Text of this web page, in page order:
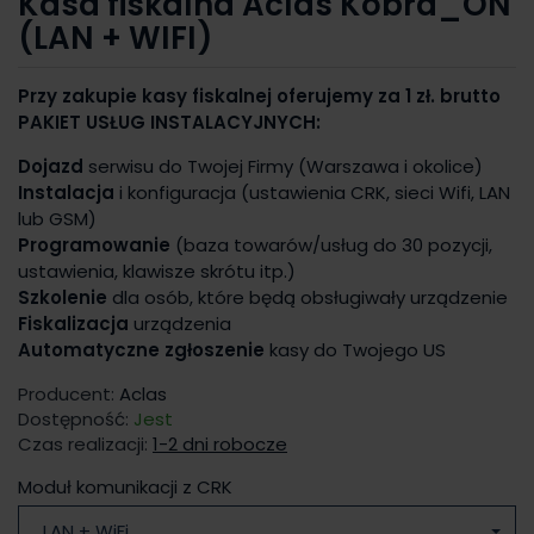
(LAN + WIFI)
Przy zakupie kasy fiskalnej oferujemy za 1 zł. brutto
PAKIET USŁUG INSTALACYJNYCH:
Dojazd serwisu do Twojej Firmy (Warszawa i okolice)
Instalacja i konfiguracja (ustawienia CRK, sieci Wifi, LAN
lub GSM)
Programowanie (baza towarów/usług do 30 pozycji,
ustawienia, klawisze skrótu itp.)
Szkolenie dla osób, które będą obsługiwały urządzenie
Fiskalizacja urządzenia
Automatyczne zgłoszenie kasy do Twojego US
Producent: Aclas
Dostępność: Jest
Czas realizacji: 1-2 dni robocze
Moduł komunikacji z CRK